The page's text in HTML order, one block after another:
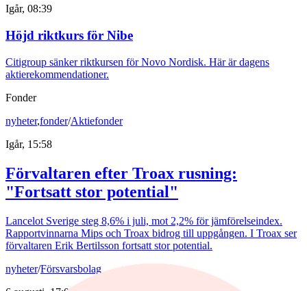
Igår, 08:39
Höjd riktkurs för Nibe
Citigroup sänker riktkursen för Novo Nordisk. Här är dagens
aktierekommendationer.
Fonder
nyheter,fonder/Aktiefonder
Igår, 15:58
Förvaltaren efter Troax rusning:
"Fortsatt stor potential"
Lancelot Sverige steg 8,6% i juli, mot 2,2% för jämförelseindex.
Rapportvinnarna Mips och Troax bidrog till uppgången. I Troax ser
förvaltaren Erik Bertilsson fortsatt stor potential.
nyheter/Försvarsbolag